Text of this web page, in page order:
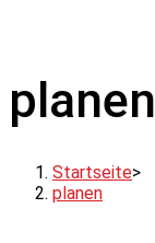
planen
Startseite>
planen